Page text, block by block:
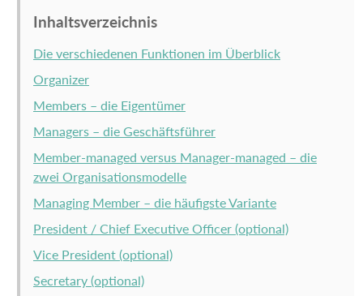
Inhaltsverzeichnis
Die verschiedenen Funktionen im Überblick
Organizer
Members – die Eigentümer
Managers – die Geschäftsführer
Member-managed versus Manager-managed – die
zwei Organisationsmodelle
Managing Member – die häufigste Variante
President / Chief Executive Officer (optional)
Vice President (optional)
Secretary (optional)